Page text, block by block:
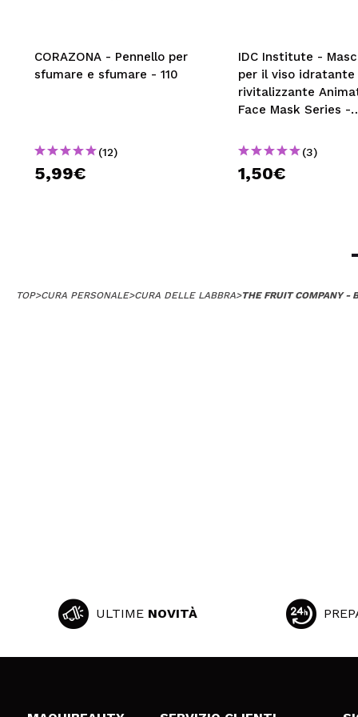
CORAZONA - Pennello per
sfumare e sfumare - 110
(12)
5,99€
IDC Institute -
per il viso idratante
rivitalizzante
Face Mask Series -
(3)
1,50€
TOP>CURA PERSONALE>CURA DELLE LABBRA>THE FRUIT COMPANY -
ULTIME NOVITÀ